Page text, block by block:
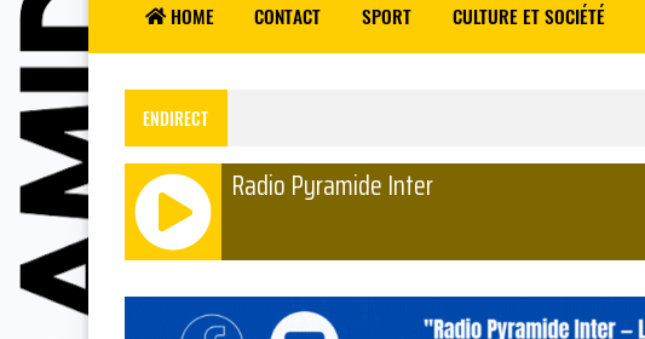
HOME CONTACT SPORT CULTURE ET SOCIÉTÉ
ENDIRECT
Radio Pyramide Inter